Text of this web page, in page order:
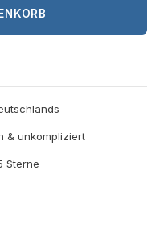
& unkompliziert
Sterne